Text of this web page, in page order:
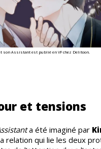
son Assistant est publié en VF chez Delitoon.
et tensions
a été imaginé par
relation qui lie les deux